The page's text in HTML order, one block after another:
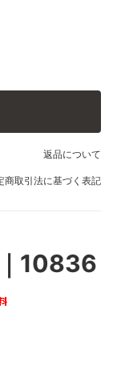
返品について
商取引法に基づく表記
10836